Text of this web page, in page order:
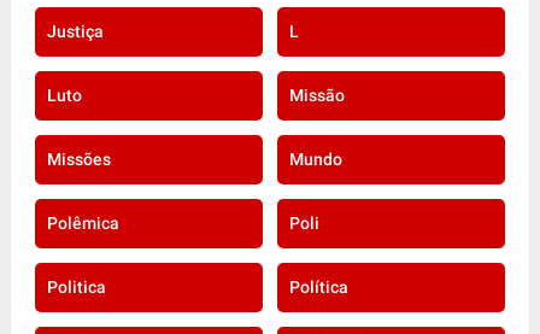
Justiça L
Luto Missão
Missões Mundo
Polêmica Poli
Politica Política